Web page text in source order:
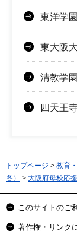
東洋学
東大阪
清教学
四天王
トップページ > 教育
各）
> 大阪府母校応
このサイトのご
著作権・リンク